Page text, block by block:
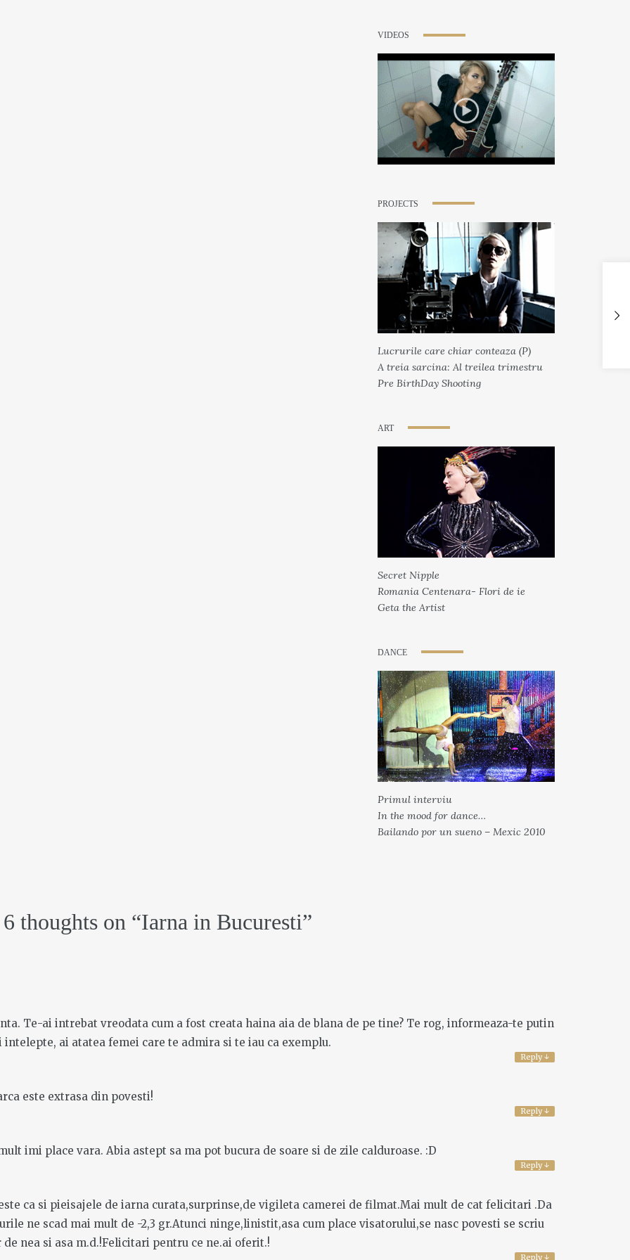
VIDEOS
PROJECTS
Lucrurile care chiar conteaza (P)
A treia sarcina: Al treilea trimestru
Pre BirthDay Shooting
ART
Secret Nipple
Romania Centenara- Flori de ie
Geta the Artist
DANCE
Primul interviu
In the mood for dance…
Bailando por un sueno – Mexic 2010
6 thoughts on “Iarna in Bucuresti”
Te-ai intrebat vreodata cum a fost creata haina aia de blana de pe tine? Te rog, informeaza-te putin
ai atatea femei care te admira si te iau ca exemplu.
Reply↓
este extrasa din povesti!
Reply↓
imi place vara. Abia astept sa ma pot bucura de soare si de zile calduroase. :D
Reply↓
ca si pieisajele de iarna curata,surprinse,de vigileta camerei de filmat.Mai mult de cat felicitari .Da
ne scad mai mult de -2,3 gr.Atunci ninge,linistit,asa cum place visatorului,se nasc povesti se scriu
nea si asa m.d.!Felicitari pentru ce ne.ai oferit.!
Reply↓